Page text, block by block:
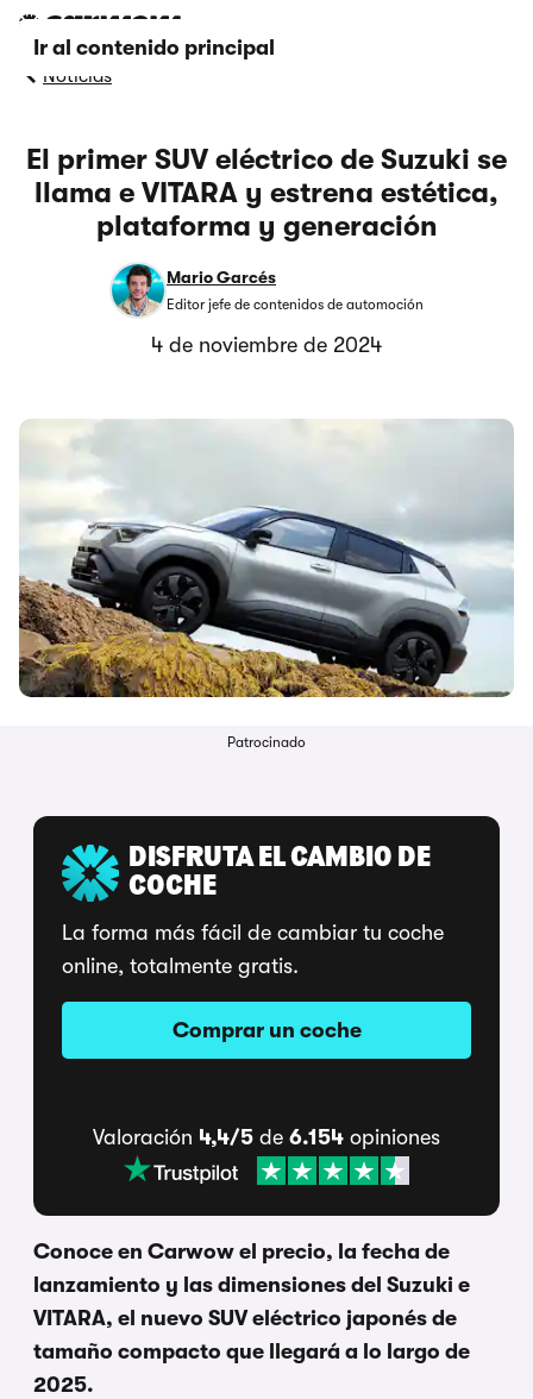
Ir al contenido principal
Noticias
El primer SUV eléctrico de Suzuki se
llama e VITARA y estrena estética,
plataforma y generación
Mario Garcés
Editor jefe de contenidos de automoción
4 de noviembre de 2024
Patrocinado
DISFRUTA EL CAMBIO DE
COCHE
La forma más fácil de cambiar tu coche
online, totalmente gratis.
Comprar un coche
Valoración 4,4/5 de 6.154 opiniones
Conoce en Carwow el precio, la fecha de
lanzamiento y las dimensiones del Suzuki e
VITARA, el nuevo SUV eléctrico japonés de
tamaño compacto que llegará a lo largo de
2025.